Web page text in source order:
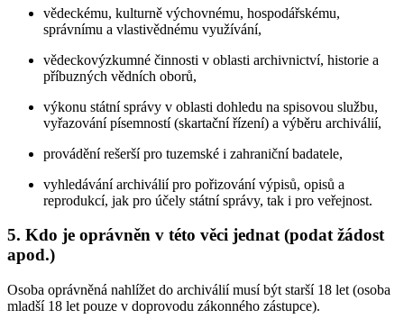
vědeckému, kulturně výchovnému, hospodářskému,
správnímu a vlastivědnému využívání,
vědeckovýzkumné činnosti v oblasti archivnictví, historie a
příbuzných vědních oborů,
výkonu státní správy v oblasti dohledu na spisovou službu,
vyřazování písemností (skartační řízení) a výběru archiválií,
provádění rešerší pro tuzemské i zahraniční badatele,
vyhledávání archiválií pro pořizování výpisů, opisů a
reprodukcí, jak pro účely státní správy, tak i pro veřejnost.
5. Kdo je oprávněn v této věci jednat (podat žádost
apod.)
Osoba oprávněná nahlížet do archiválií musí být starší 18 let (osoba
mladší 18 let pouze v doprovodu zákonného zástupce).